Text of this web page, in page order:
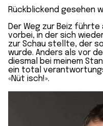
Rückblickend gesehen
Der Weg zur Beiz
vorbei, in der sich
zur Schau stellte, der
wurde. Anders als vor
diesmal bei meinem
ein total
«Nüt isch!».